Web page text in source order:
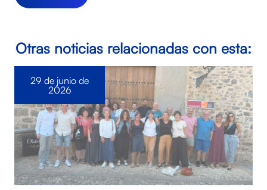
Otras noticias relacionadas con esta:
29 de junio de
2026